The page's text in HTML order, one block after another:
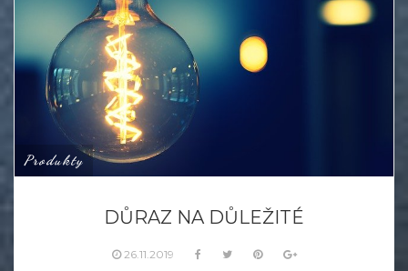
Produkty
DŮRAZ NA DŮLEŽITÉ
26.11.2019